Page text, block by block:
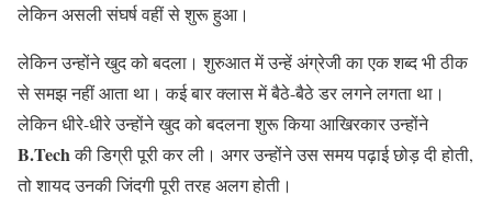
लेकिन असली संघर्ष वहीं से शुरू हुआ।
लेकिन उन्होंने खुद को बदला। शुरुआत में उन्हें अंग्रेजी का एक शब्द भी ठीक
से समझ नहीं आता था। कई बार क्लास में बैठे-बैठे डर लगने लगता था।
लेकिन धीरे-धीरे उन्होंने खुद को बदलना शुरू किया आखिरकार उन्होंने
B.Techकी डिग्री पूरी कर ली। अगर उन्होंने उस समय पढ़ाई छोड़ दी होती,
तो शायद उनकी जिंदगी पूरी तरह अलग होती।